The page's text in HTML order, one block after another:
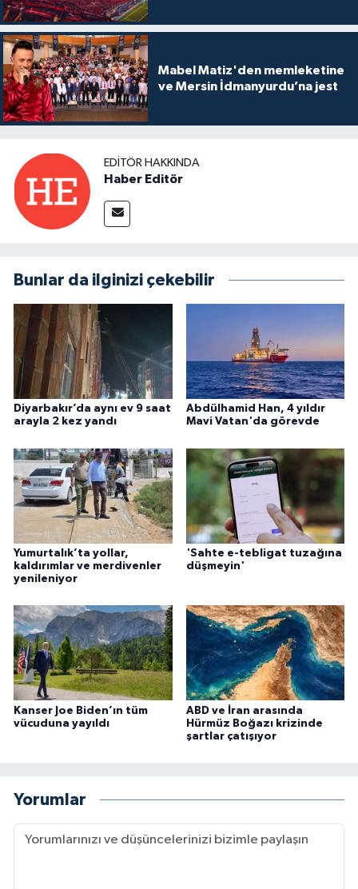
Mabel Matiz'den memleketine
ve Mersin İdmanyurdu’na jest
EDITÖR HAKKINDA
Haber Editör
Bunlar da ilginizi çekebilir
Diyarbakır’da aynı ev 9 saat
arayla 2 kez yandı
Abdülhamid Han, 4 yıldır
Mavi Vatan'da görevde
Yumurtalık’ta yollar,
kaldırımlar ve merdivenler
yenileniyor
'Sahte e-tebligat tuzağına
düşmeyin'
Kanser Joe Biden’ın tüm
vücuduna yayıldı
ABD ve İran arasında
Hürmüz Boğazı krizinde
şartlar çatışıyor
Yorumlar